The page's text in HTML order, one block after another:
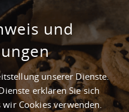
IN SOLINGEN AN
und
unserer Dienste.
erklären Sie sich
Cookies verwenden.